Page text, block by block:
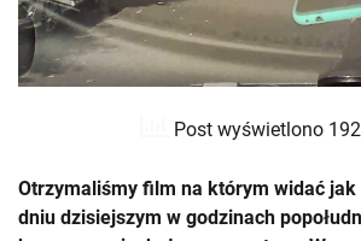
Post wyświetlono
Otrzymaliśmy film na którym widać
dniu dzisiejszym w godzinach